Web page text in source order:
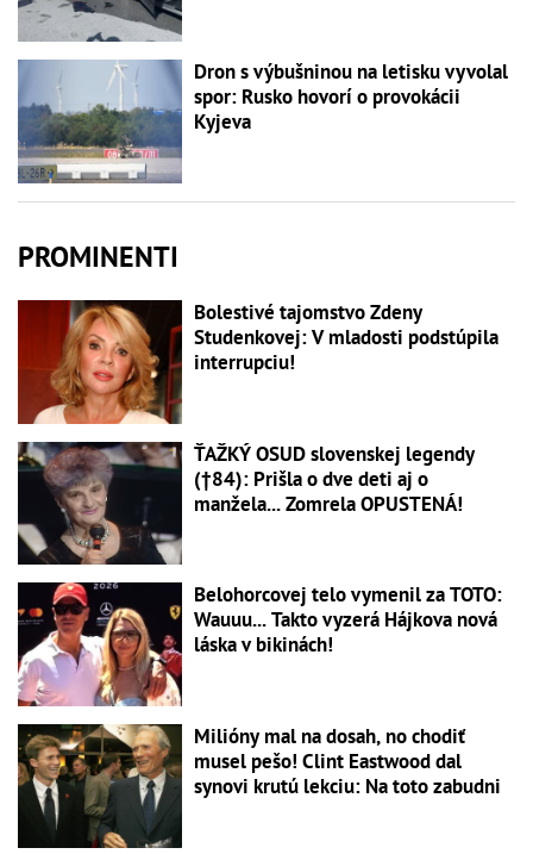
Dron s výbušninou na letisku vyvolal
spor: Rusko hovorí o provokácii
Kyjeva
PROMINENTI
Bolestivé tajomstvo Zdeny
Studenkovej: V mladosti podstúpila
interrupciu!
ŤAŽKÝ OSUD slovenskej legendy
(†84): Prišla o dve deti aj o
manžela... Zomrela OPUSTENÁ!
Belohorcovej telo vymenil za TOTO:
Wauuu... Takto vyzerá Hájkova nová
láska v bikinách!
Milióny mal na dosah, no chodiť
musel pešo! Clint Eastwood dal
synovi krutú lekciu: Na toto zabudni